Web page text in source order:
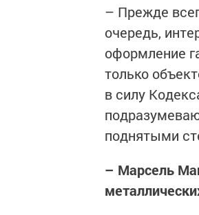
– Прежде
очередь,
оформление
только
в силу
поднятыми
– Марсель